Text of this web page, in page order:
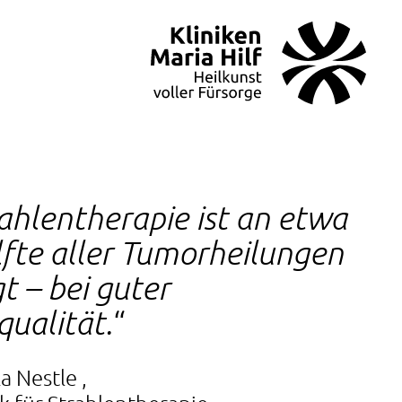
ist an etwa
aller Tumorheilungen
– bei guter
Nestle